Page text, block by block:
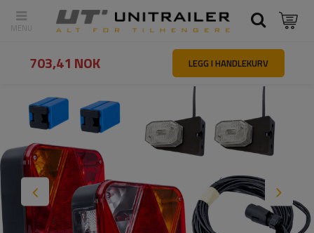
Tilbake Hovedside Belysning og elektrisk utstyr Belysningssett
703,41 NOK LEGG I HANDLEKURV